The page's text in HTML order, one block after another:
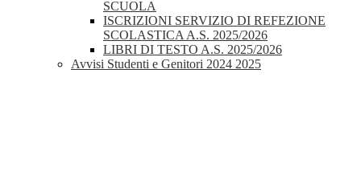
SCUOLA
ISCRIZIONI SERVIZIO DI REFEZIONE
SCOLASTICA A.S. 2025/2026
LIBRI DI TESTO A.S. 2025/2026
Avvisi Studenti e Genitori 2024 2025